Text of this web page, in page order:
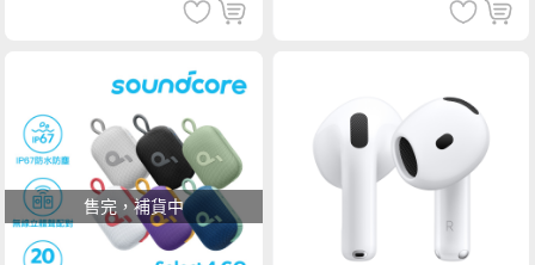
售完，補貨中